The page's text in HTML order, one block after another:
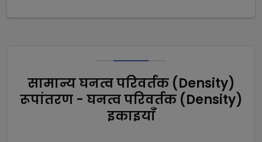
सामान्य घनत्व परिवर्तक (Density)
रूपांतरण - घनत्व परिवर्तक (Density)
इकाइयाँ